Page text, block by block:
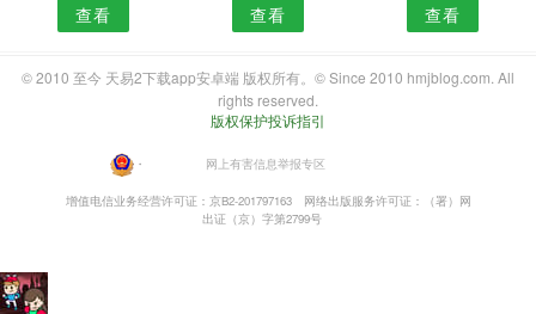
查看 查看 查看
© 2010 至今 天易2下载app安卓端 版权所有。© Since 2010 hmjblog.com. All
rights reserved.
版权保护投诉指引
・ 网上有害信息举报专区
增值电信业务经营许可证：京B2-201797163
网络出版服务许可证：（署）网
出证（京）字第2799号